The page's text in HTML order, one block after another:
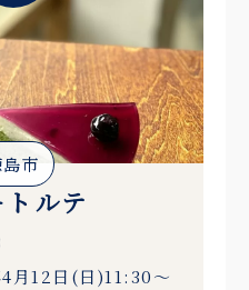
市
ルテ
月12日(日)11:30〜